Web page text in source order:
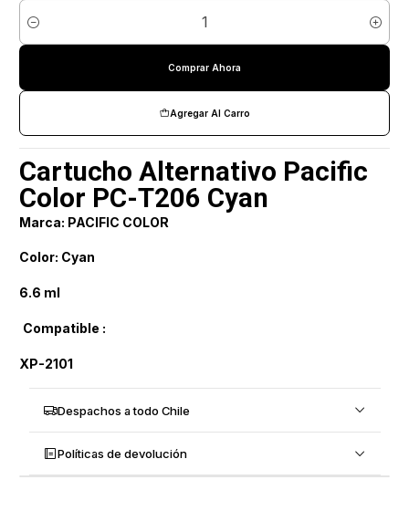
Cantidad
Agregar Al Carro
Comprar Ahora
Cartucho Alternativo Pacific
Color PC-T206 Cyan
Marca: PACIFIC COLOR
Color: Cyan
6.6 ml
Compatible :
XP-2101
Despachos a todo Chile
Políticas de devolución